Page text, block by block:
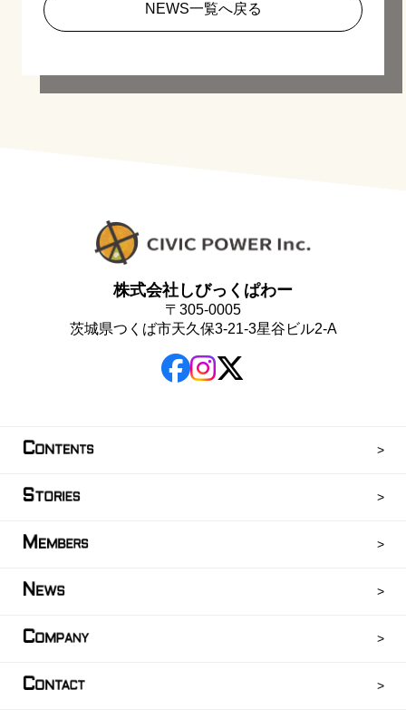
NEWS一覧へ戻る
株式会社しびっくぱわー
〒305-0005
茨城県つくば市天久保3-21-3星谷ビル2-A
CONTENTS
STORIES
M EMBERS
N EWS
COMPANY
CONTACT